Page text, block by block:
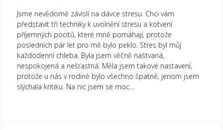
Jsme nevědomě závislí na dávce stresu. Chci vám
představit tři techniky k uvolnění stresu a kotvení
příjemných pocitů, které mně pomáhají, protože
posledních pár let pro mě bylo peklo. Stres byl můj
každodenní chleba. Byla jsem věčně naštvaná,
nespokojená a nešťastná. Měla jsem takové nastavení,
protože u nás v rodině bylo všechno špatně, jenom jsem
slýchala kritiku. Na nic jsem se moc...